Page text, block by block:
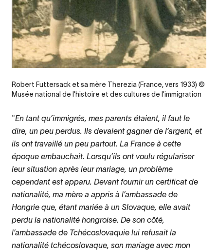
Robert Futtersack et sa mère Therezia (France, vers 1933) ©
Musée national de l'histoire et des cultures de l'immigration
"En tant qu’immigrés, mes parents étaient, il faut le
dire, un peu perdus. Ils devaient gagner de l’argent, et
ils ont travaillé un peu partout. La France à cette
époque embauchait. Lorsqu’ils ont voulu régulariser
leur situation après leur mariage, un problème
cependant est apparu. Devant fournir un certificat de
nationalité, ma mère a appris à l’ambassade de
Hongrie que, étant mariée à un Slovaque, elle avait
perdu la nationalité hongroise. De son côté,
l’ambassade de Tchécoslovaquie lui refusait la
nationalité tchécoslovaque, son mariage avec mon